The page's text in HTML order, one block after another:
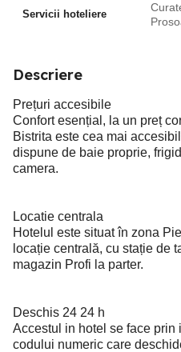
Servicii hoteliere
Descriere
Prețuri accesibile
Confort esențial, la un preț
Bistrita este cea mai
dispune de baie proprie,
camera.
Locatie centrala
Hotelul este situat în zona
locație centrală, cu stație de
magazin Profi la parter.
Deschis 24 24 h
Accestul in hotel se face prin
codului numeric care